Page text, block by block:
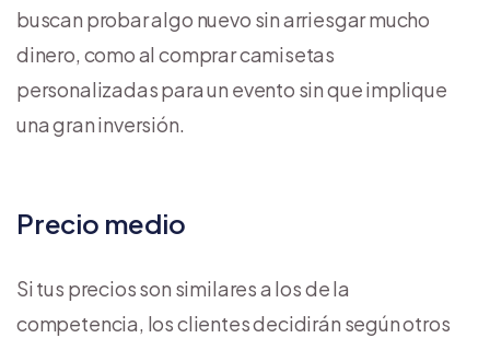
buscan probar algo nuevo sin arriesgar mucho
dinero, como al comprar camisetas
personalizadas para un evento sin que implique
una gran inversión.
Precio medio
Si tus precios son similares a los de la
competencia, los clientes decidirán según otros